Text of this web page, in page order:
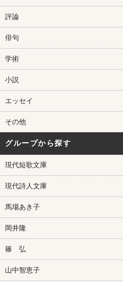
評論
俳句
学術
小説
エッセイ
その他
グループから探す
現代短歌文庫
現代詩人文庫
馬場あき子
岡井隆
篠 弘
山中智恵子